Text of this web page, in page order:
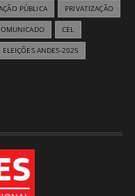
PÚBLICA PRIVATIZAÇÃO
CEL
ELEIÇÕES ANDES-2025